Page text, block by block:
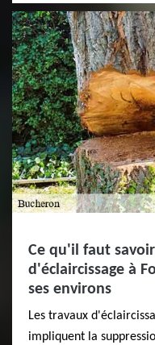
Ce qu'il faut
d'éclaircissage à
ses environs
Les travaux
impliquent la